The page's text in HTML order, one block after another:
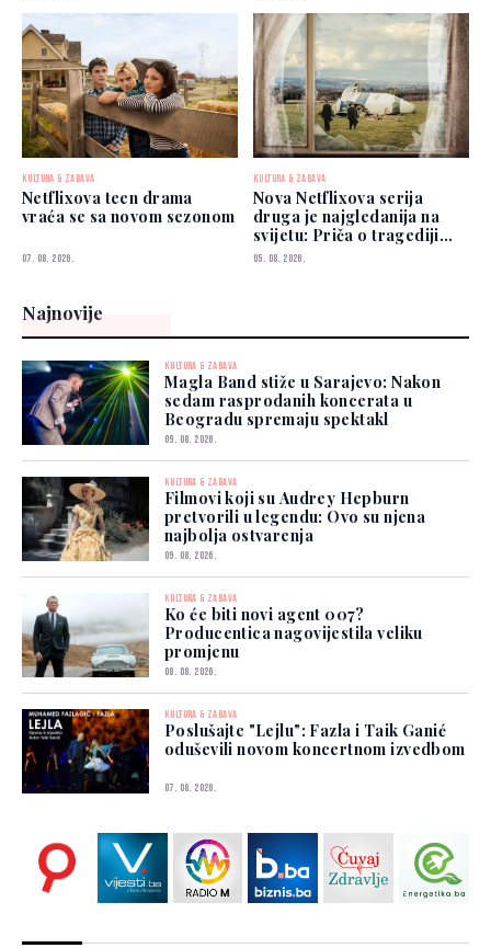
KULTURA & ZABAVA
Netflixova teen drama
vraća se sa novom sezonom
07. 08. 2026.
KULTURA & ZABAVA
Nova Netflixova serija
druga je najgledanija na
svijetu: Priča o tragediji
koja je šokirala planetu
05. 08. 2026.
Najnovije
KULTURA & ZABAVA
Magla Band stiže u Sarajevo: Nakon
sedam rasprodanih koncerata u
Beogradu spremaju spektakl
09. 08. 2026.
KULTURA & ZABAVA
Filmovi koji su Audrey Hepburn
pretvorili u legendu: Ovo su njena
najbolja ostvarenja
09. 08. 2026.
KULTURA & ZABAVA
Ko će biti novi agent 007?
Producentica nagovijestila veliku
promjenu
08. 08. 2026.
KULTURA & ZABAVA
Poslušajte "Lejlu": Fazla i Taik Ganić
oduševili novom koncertnom izvedbom
07. 08. 2026.